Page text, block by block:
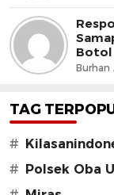
Botol
Burhan
TAG
#
# Polsek Oba